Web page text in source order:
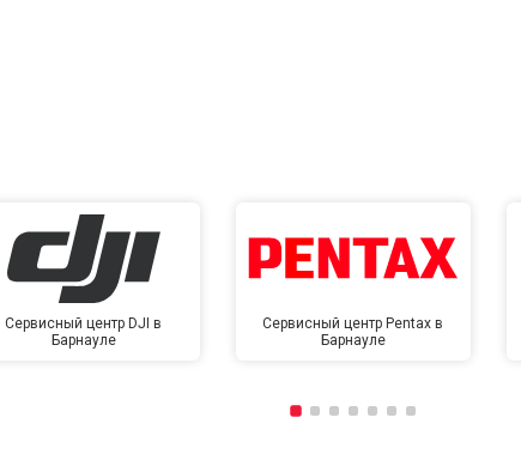
Сервисный центр DJI в
Барнауле
Сервисный центр Pentax в
Барнауле